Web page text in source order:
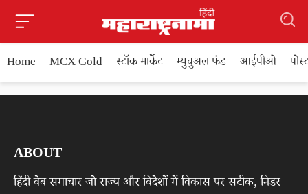
Home MCX Gold स्टॉक मार्केट म्युचुअल फंड आईपीओ
ABOUT
हिंदी वेब समाचार जो राज्य और विदेशों में विकास पर सटीक, निडर